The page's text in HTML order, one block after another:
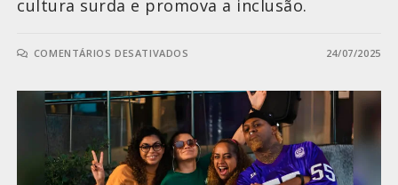
cultura surda e promova a inclusão.
COMENTÁRIOS DESATIVADOS 24/07/2025